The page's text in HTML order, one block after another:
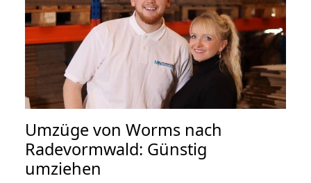
Umzüge von Worms nach
Radevormwald: Günstig
umziehen